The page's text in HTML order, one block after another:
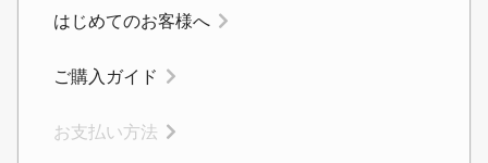
はじめてのお客様へ
ご購入ガイド
お支払い方法
たします！
1台でも大量導入でも無料お見積・ご注文を受け付けており